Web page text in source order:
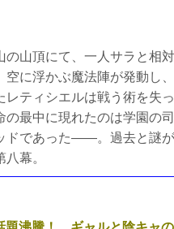
の山頂にて、一人サラと相
空に浮かぶ魔法陣が発動し
レティシエルは戦う術を失
の最中に現れたのは学園の
ドであった――。過去と謎
幕。